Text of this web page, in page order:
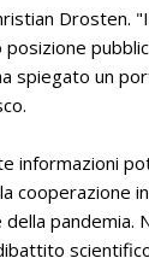
Drosten.
spiegato un
informazioni
cooperazione
pandemia.